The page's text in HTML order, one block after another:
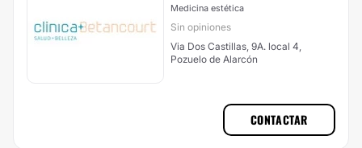
Medicina estética
Sin opiniones
Via Dos Castillas, 9A. local 4,
Pozuelo de Alarcón
CONTACTAR